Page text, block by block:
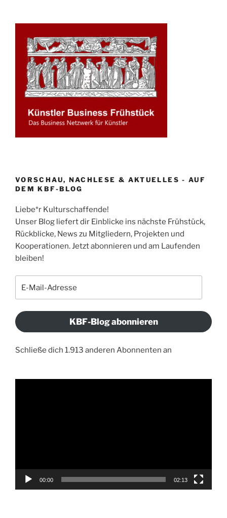
VORSCHAU, NACHLESE & AKTUELLES - AUF
DEM KBF-BLOG
Liebe*r Kulturschaffende!
Unser Blog liefert dir Einblicke ins nächste Frühstück,
Rückblicke, News zu Mitgliedern, Projekten und
Kooperationen. Jetzt abonnieren und am Laufenden
bleiben!
Mail-
KBF-Blog abonnieren
Schließe dich 1.913 anderen Abonnenten an
00:00 02:13